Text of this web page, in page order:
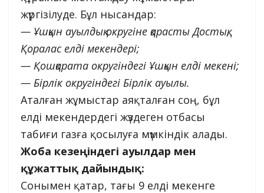
жүргізілуде. Бұл нысандар:
— Ұшқын ауылдық округіне қарасты Достық,
Қоралас елді мекендері;
— Қошқарата округіндегі Ұшқын елді мекені;
— Бірлік округіндегі Бірлік ауылы.
Аталған жұмыстар аяқталған соң, бұл
елді мекендердегі жүздеген отбасы
табиғи газға қосылуға мүмкіндік алады.
Жоба кезеңіндегі ауылдар мен
құжаттық дайындық:
Сонымен қатар, тағы 9 елді мекенге